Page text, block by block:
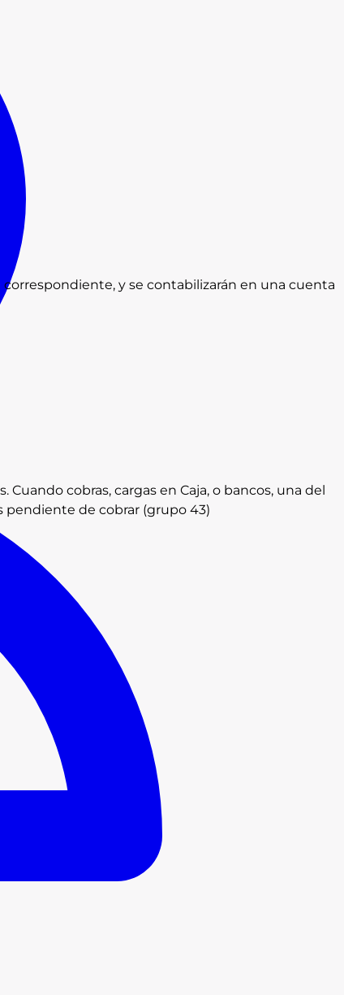
y se contabilizarán en una cuenta
cobras, cargas en Caja, o bancos, una del
pendiente de cobrar (grupo 43)